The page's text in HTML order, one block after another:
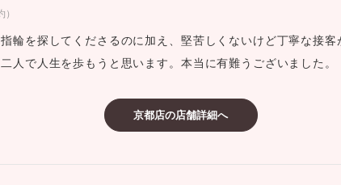
ーズサポート
プ
輪を探してくださるのに加え、堅苦しくないけど丁寧な接
人で人生を歩もうと思います。本当に有難うございました。
京都店の店舗詳細へ